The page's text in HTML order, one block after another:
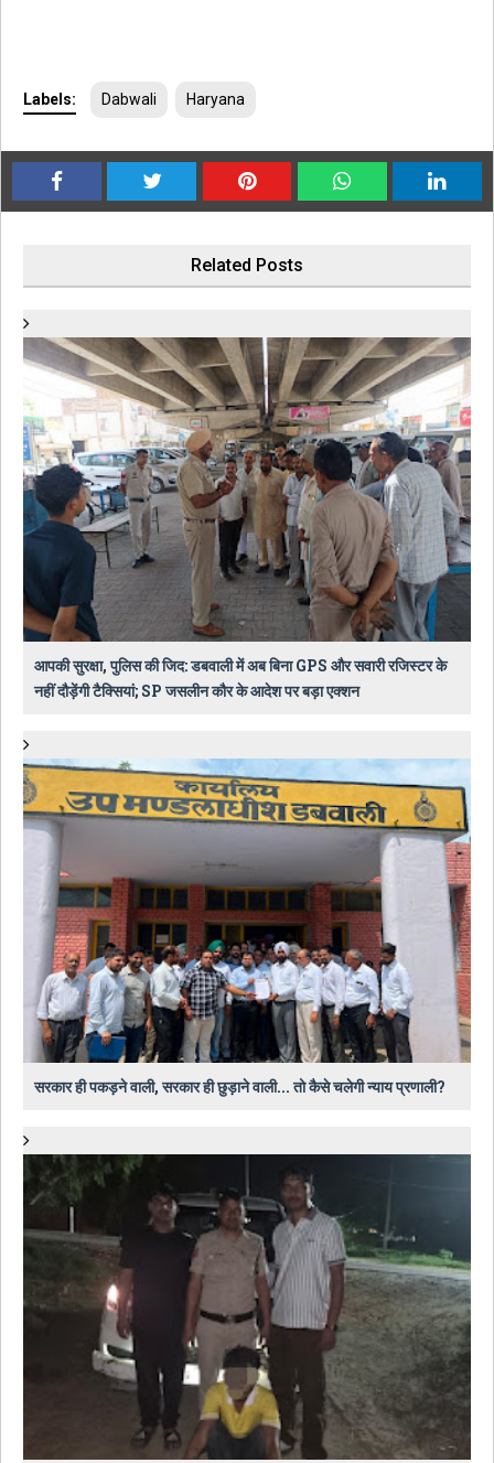
Labels: Dabwali Haryana
Related Posts
आपकी सुरक्षा, पुलिस की जिद: डबवाली में अब बिना GPS और सवारी रजिस्टर के
नहीं दौड़ेंगी टैक्सियां; SP जसलीन कौर के आदेश पर बड़ा एक्शन
सरकार ही पकड़ने वाली, सरकार ही छुड़ाने वाली... तो कैसे चलेगी न्याय प्रणाली?